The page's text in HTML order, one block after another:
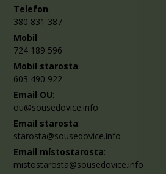
Telefon:
380 831 387
Mobil:
724 189 596
Mobil starosta:
603 490 922
Email OU:
ou@sousedovice.info
Email starosta:
starosta@sousedovice.info
Email místostarosta:
mistostarosta@sousedovice.info